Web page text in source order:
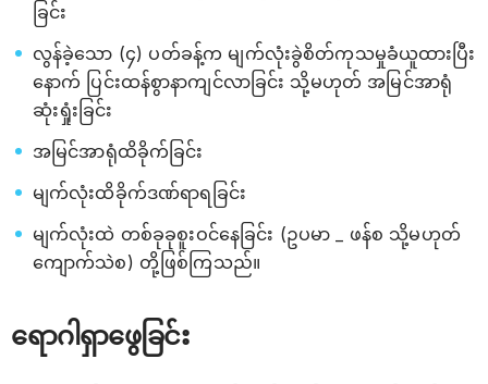
ခြင်း
လွန်ခဲ့သော (၄) ပတ်ခန့်က မျက်လုံးခွဲစိတ်ကုသမှုခံယူထားပြီး
နောက် ပြင်းထန်စွာနာကျင်လာခြင်း သို့မဟုတ် အမြင်အာရုံ
ဆုံးရှုံးခြင်း
အမြင်အာရုံထိခိုက်ခြင်း
မျက်လုံးထိခိုက်ဒဏ်ရာရခြင်း
မျက်လုံးထဲ တစ်ခုခုစူးဝင်နေခြင်း (ဥပမာ _ ဖန်စ သို့မဟုတ်
ကျောက်သဲစ) တို့ဖြစ်ကြသည်။
ရောဂါရှာဖွေခြင်း